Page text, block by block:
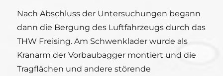
Nach Abschluss der Untersuchungen begann
dann die Bergung des Luftfahrzeugs durch das
THW Freising. Am Schwenklader wurde als
Kranarm der Vorbaubagger montiert und die
Tragflächen und andere störende